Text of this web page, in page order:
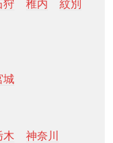
狩 稚内
紋別
城
木
神奈川